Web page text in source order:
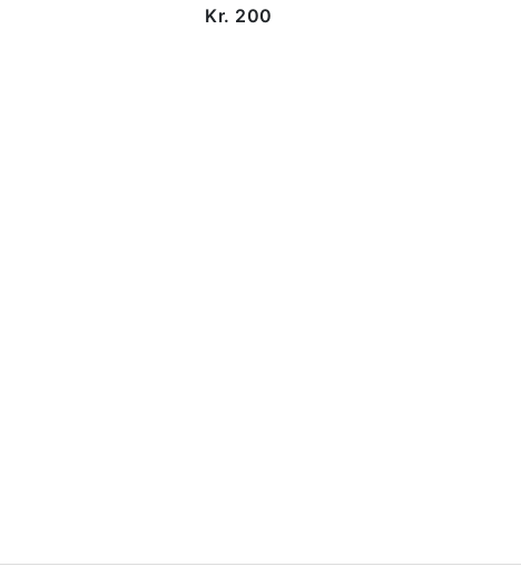
Kr. 200